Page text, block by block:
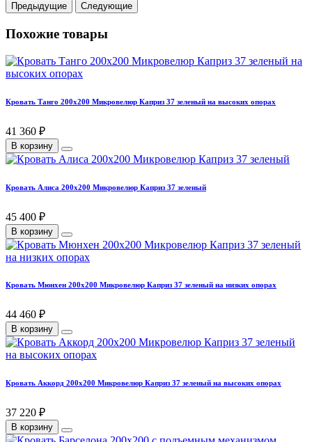
Предыдущие Следующие
Похожие товары
Кровать Танго 200х200 Микровелюр Каприз 37 зеленый на высоких опорах
41 360 ₽
В корзину
Кровать Алиса 200х200 Микровелюр Каприз 37 зеленый
45 400 ₽
В корзину
Кровать Мюнхен 200х200 Микровелюр Каприз 37 зеленый на низких опорах
44 460 ₽
В корзину
Кровать Аккорд 200х200 Микровелюр Каприз 37 зеленый на высоких опорах
37 220 ₽
В корзину